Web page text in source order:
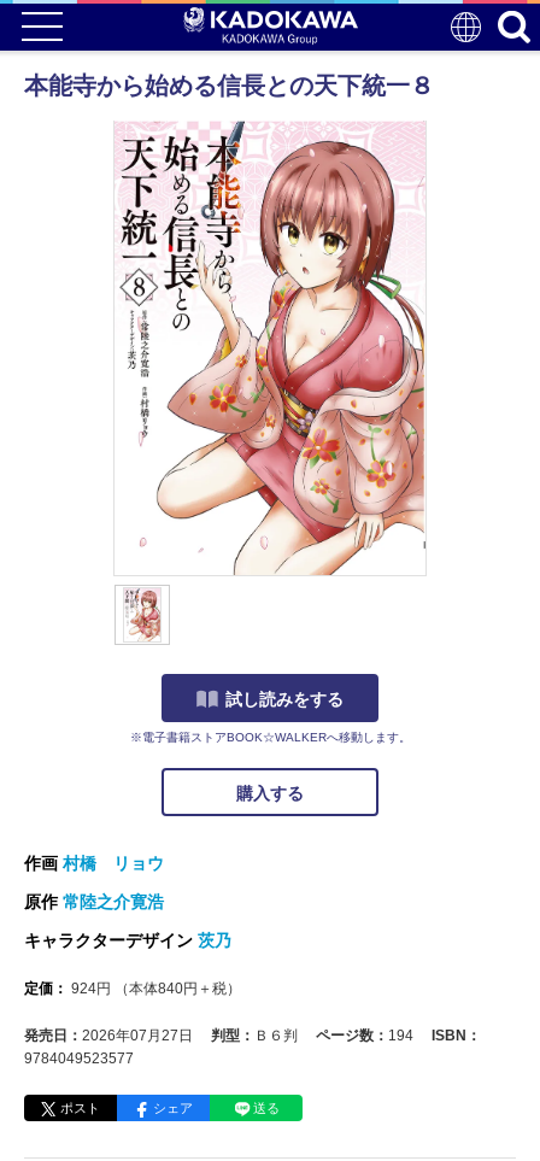
本能寺から始める信長との天下統一８
試し読みをする
※電子書籍ストアBOOK☆WALKERへ移動します。
購入する
作画 村橋 リョウ
原作常陸之介寛浩
キャラクターデザイン 茨乃
定価： 924円 （本体840円＋税）
発売日： 2026年07月27日 判型： Ｂ６判 ページ数： 194
ISBN：
9784049523577
ポスト シェア 送る